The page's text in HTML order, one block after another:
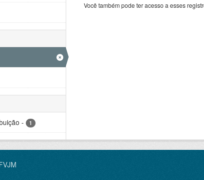
- 1
Você também pode ter acesso a esses